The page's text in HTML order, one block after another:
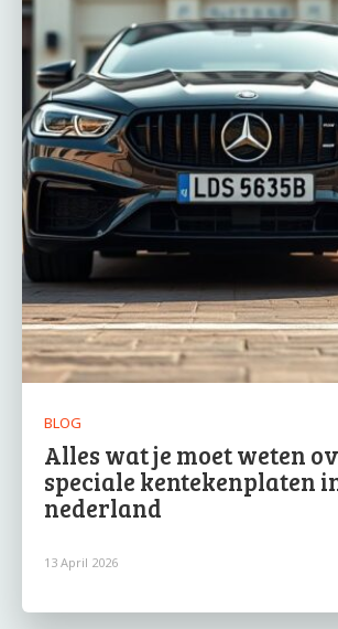
BLOG
Alles wat je moet weten
speciale kentekenplaten
nederland
13 April 2026